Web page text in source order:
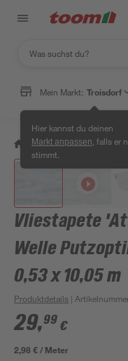
Mein Markt: Troisdorf
Hier kannst du deinen
Markt anpassen , falls er
stimmt.
/ Wohnen & Haushalt /
Vliestapete
Welle
0,53 x 10,05 m
Produktdetails |
29,99 €
2,98 € / Meter